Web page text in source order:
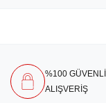
%100 GÜVENLİ
ALIŞVERİŞ